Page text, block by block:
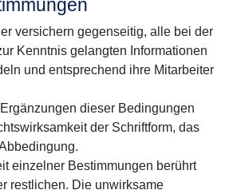
versichern gegenseitig, alle bei der
Kenntnis gelangten Informationen
und entsprechend ihre Mitarbeiter
dieser Bedingungen
der Schriftform, das
einzelner Bestimmungen berührt
restlichen. Die unwirksame